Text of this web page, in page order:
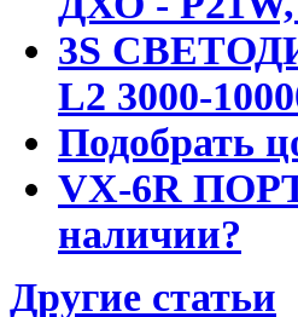
3S
L2 3000-
Подобрать
VX-6R
наличии?
Другие статьи